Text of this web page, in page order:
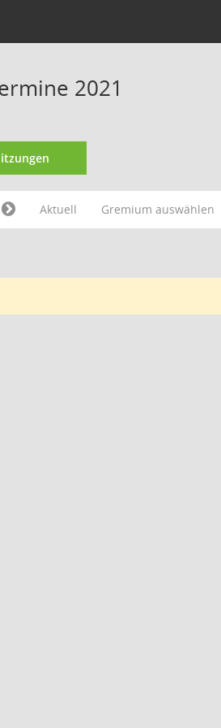
2021
Aktuell Gremium auswählen